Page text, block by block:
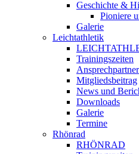
Geschichte &
Pioniere
Galerie
Leichtathletik
Trainingszeiten
Ansprechpartner
Mitgliedsbeitrag
News und
Downloads
Galerie
Termine
Rhönrad
RHÖNRAD